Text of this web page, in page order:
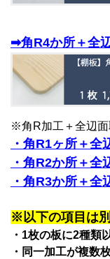
➡角R4か所＋全
※角R加工＋全辺面
・角R1ヶ所＋全
・角R2か所＋全
・角R3か所＋全
※以下の項目は
・1枚の板に2種類
・同一加工が複数